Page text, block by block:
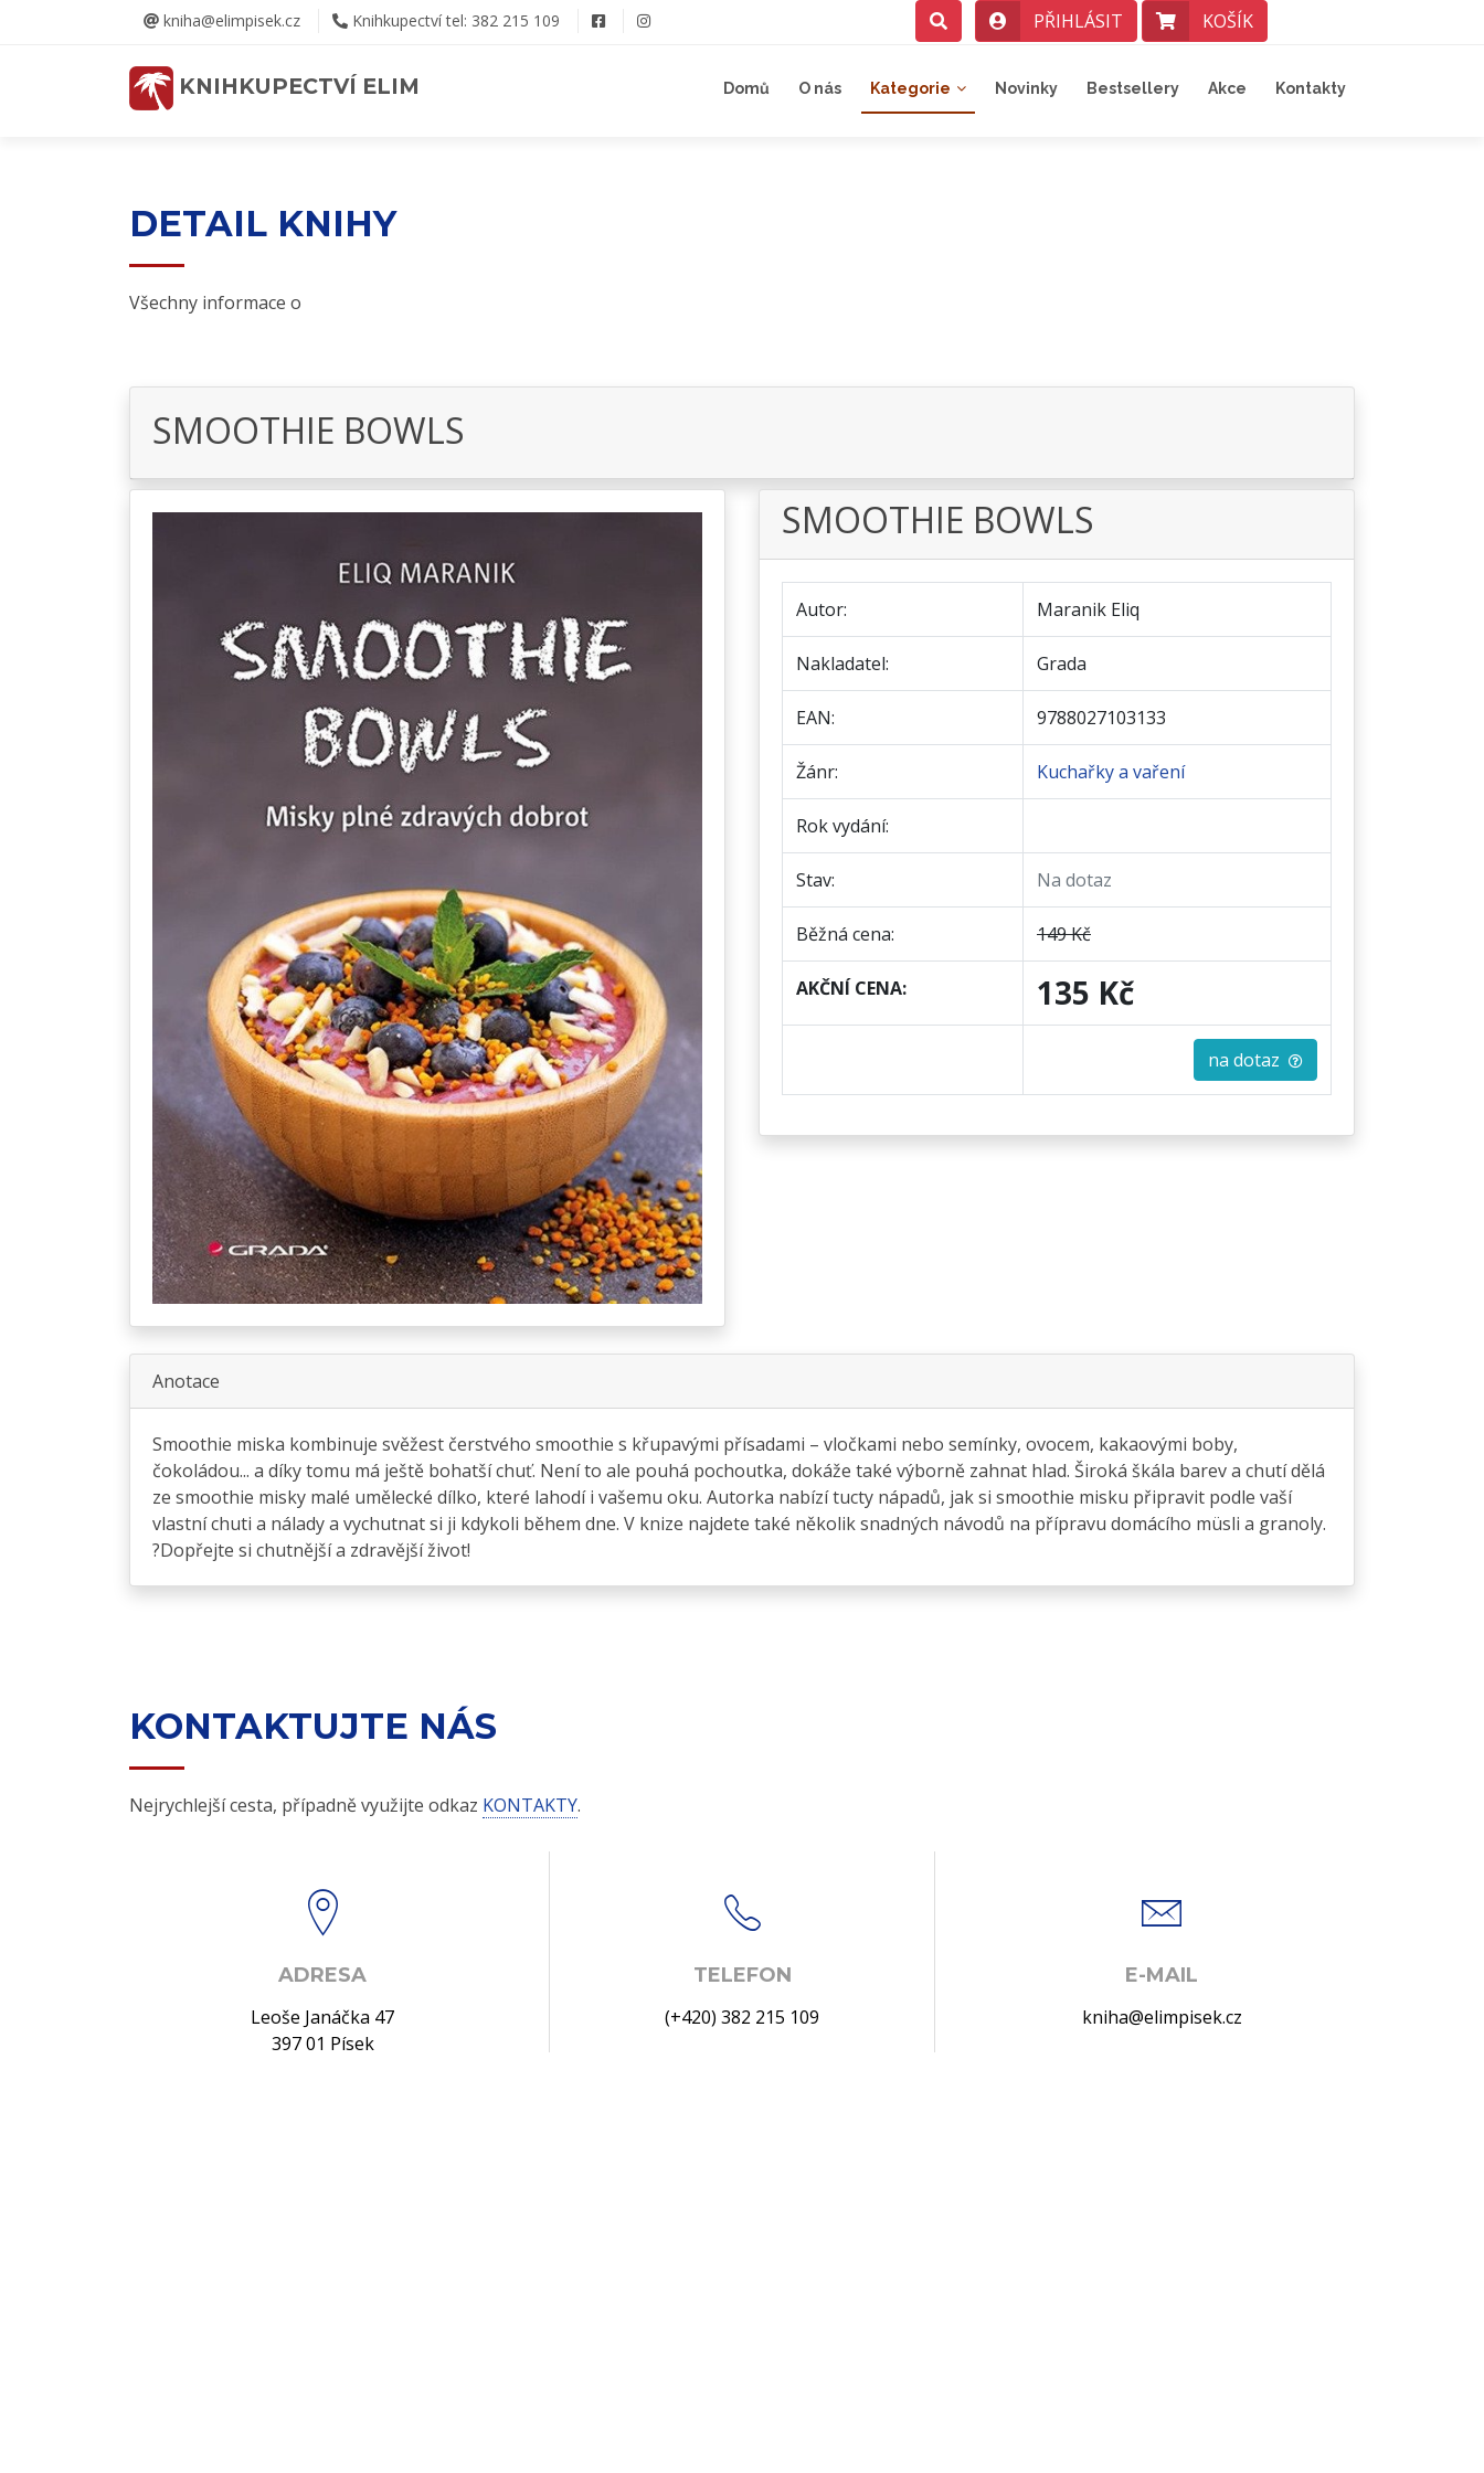
kniha@elimpisek.cz Knihkupectví tel: 382 215 109 PŘIHLÁSIT KOŠÍK
KNIHKUPECTVÍ ELIM Domů O nás Kategorie Novinky Bestsellery Akce Kontakty
DETAIL KNIHY
Všechny informace o
SMOOTHIE BOWLS
SMOOTHIE BOWLS
Autor: Maranik Eliq
Nakladatel: Grada
EAN: 9788027103133
Žánr: Kuchařky a vaření
Rok vydání:
Stav: Na dotaz
Běžná cena: 149 Kč
AKČNÍ CENA: 135 Kč
na dotaz
Anotace
Smoothie miska kombinuje svěžest čerstvého smoothie s křupavými přísadami – vločkami nebo semínky, ovocem, kakaovými boby,
čokoládou... a díky tomu má ještě bohatší chuť. Není to ale pouhá pochoutka, dokáže také výborně zahnat hlad. Široká škála barev a chutí dělá
ze smoothie misky malé umělecké dílko, které lahodí i vašemu oku. Autorka nabízí tucty nápadů, jak si smoothie misku připravit podle vaší
vlastní chuti a nálady a vychutnat si ji kdykoli během dne. V knize najdete také několik snadných návodů na přípravu domácího müsli a granoly.
?Dopřejte si chutnější a zdravější život!
KONTAKTUJTE NÁS
Nejrychlejší cesta, případně využijte odkaz KONTAKTY.
ADRESA
Leoše Janáčka 47
397 01 Písek
TELEFON
(+420) 382 215 109
E-MAIL
kniha@elimpisek.cz